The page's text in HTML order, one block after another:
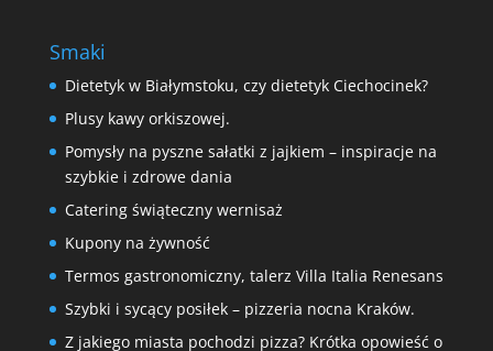
Smaki
Dietetyk w Białymstoku, czy dietetyk Ciechocinek?
Plusy kawy orkiszowej.
Pomysły na pyszne sałatki z jajkiem – inspiracje na
szybkie i zdrowe dania
Catering świąteczny wernisaż
Kupony na żywność
Termos gastronomiczny, talerz Villa Italia Renesans
Szybki i sycący posiłek – pizzeria nocna Kraków.
Z jakiego miasta pochodzi pizza? Krótka opowieść o